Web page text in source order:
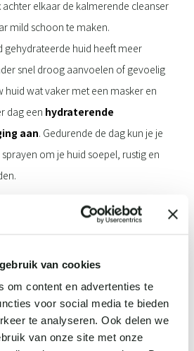
van cookies
om content en advertenties te
voor social media te bieden
te analyseren. Ook delen we
van onze site met onze
achter elkaar de kalmerende cleanser
mild schoon te maken.
gehydrateerde huid heeft meer
snel droog aanvoelen of gevoelig
huid wat vaker met een masker en
dag een hydraterende
aan. Gedurende de dag kun je je
om je huid soepel, rustig en
We helpen je hier natuurlijk
even binnen voor advies.
terug naar overzicht